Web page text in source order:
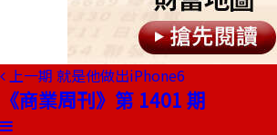
上一期 就是他做出iPhone6
《商業周刊》第 1401 期